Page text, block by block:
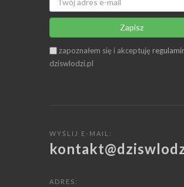
Zapisz
zapoznałem się i akceptuję
dziswlodzi.pl
WYŚLIJ E-MAIL:
ADRES: